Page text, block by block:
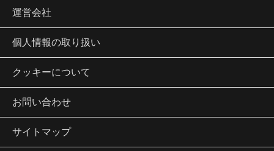
運営会社
個人情報の取り扱い
クッキーについて
お問い合わせ
サイトマップ